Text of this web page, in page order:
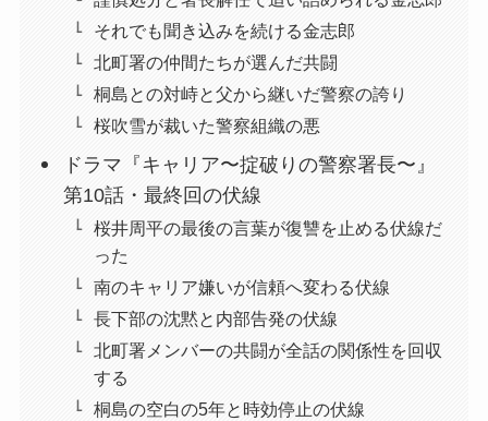
それでも聞き込みを続ける金志郎
北町署の仲間たちが選んだ共闘
桐島との対峙と父から継いだ警察の誇り
桜吹雪が裁いた警察組織の悪
ドラマ『キャリア〜掟破りの警察署長〜』
第10話・最終回の伏線
桜井周平の最後の言葉が復讐を止める伏線だ
った
南のキャリア嫌いが信頼へ変わる伏線
長下部の沈黙と内部告発の伏線
北町署メンバーの共闘が全話の関係性を回収
する
桐島の空白の5年と時効停止の伏線